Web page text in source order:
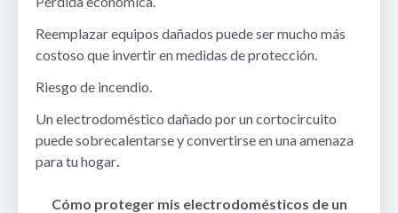
Reemplazar equipos dañados puede ser mucho más
costoso que invertir en medidas de protección.
Riesgo de incendio.
Un electrodoméstico dañado por un cortocircuito
puede sobrecalentarse y convertirse en una amenaza
para tu hogar
Cómo proteger mis electrodomésticos de un